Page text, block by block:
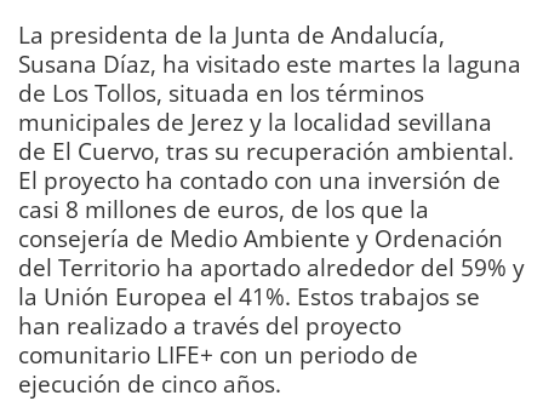
La presidenta de la Junta de Andalucía,
Susana Díaz, ha visitado este martes la laguna
de Los Tollos, situada en los términos
municipales de Jerez y la localidad sevillana
de El Cuervo, tras su recuperación ambiental.
El proyecto ha contado con una inversión de
casi 8 millones de euros, de los que la
consejería de Medio Ambiente y Ordenación
del Territorio ha aportado alrededor del 59% y
la Unión Europea el 41%. Estos trabajos se
han realizado a través del proyecto
comunitario LIFE+ con un periodo de
ejecución de cinco años.